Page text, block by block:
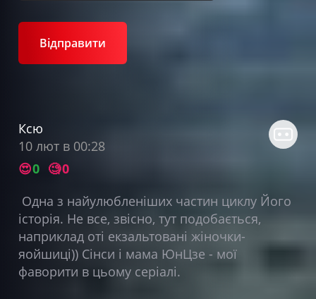
Відправити
Ксю
10 лют в 00:28
😍0 🧐0
Одна з найулюбленіших частин циклу Його
історія. Не все, звісно, тут подобається,
наприклад оті екзальтовані жіночки-
яойшиці)) Сінси і мама ЮнЦзе - мої
фаворити в цьому серіалі.